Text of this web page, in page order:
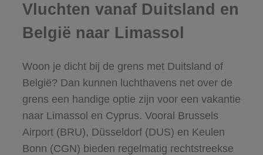
Vluchten vanaf Duitsland en
België naar Limassol
Woon je dicht bij de grens met Duitsland of
België? Dan kunnen luchthavens net over de
grens een handige optie zijn voor een vakantie
naar Limassol en Cyprus. Vooral Brussels
Airport (BRU), Düsseldorf (DUS) en Keulen
Bonn (CGN) bieden regelmatig rechtstreekse